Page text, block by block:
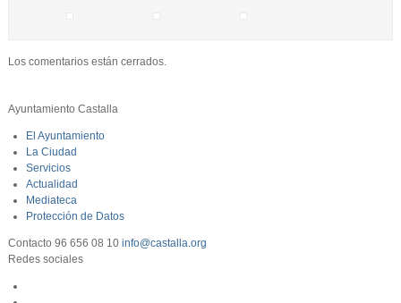
Los comentarios están cerrados.
Ayuntamiento Castalla
El Ayuntamiento
La Ciudad
Servicios
Actualidad
Mediateca
Protección de Datos
Contacto 96 656 08 10 info@castalla.org
Redes sociales